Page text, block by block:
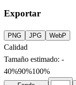
Exportar
PNG JPG WebP
Calidad
Tamaño estimado: -
40%90%100%